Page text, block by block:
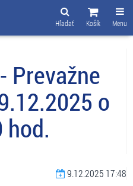
Menu
Košík
Hľadať
Prevažne
o
hod.
9.12.2025 17:48